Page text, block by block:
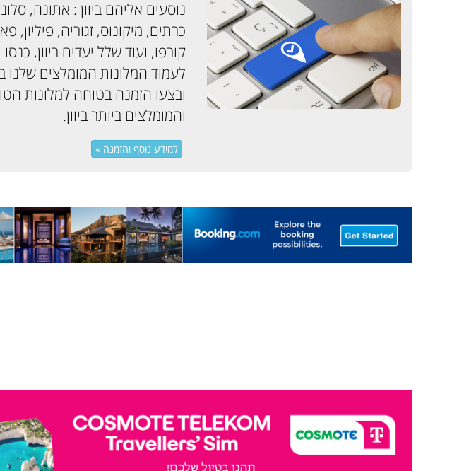
נוסעים אליהם ביוון : אתונה,
כרתים, מיקונוס, זגוריה, פיליון,
קורפו, ועוד שלל יעדים ביוון, כנסו
לעמוד המלונות המומלצים שלנו
ובצעו הזמנה בטוחה למלונות
והמומלצים ביותר ביוון.
למידע נוסף והזמנה »